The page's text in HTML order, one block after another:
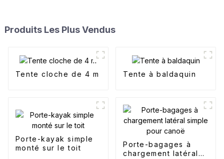
Produits Les Plus Vendus
Tente cloche de 4 m Tente à baldaquin
Porte-kayak simple
monté sur le toit
Porte-bagages à
chargement latéral